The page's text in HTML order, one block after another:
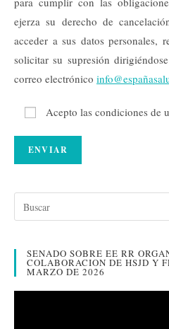
ejerza su derecho de
acceder a sus datos personales,
solicitar su supresión
correo electrónico
Acepto las condiciones de
SENADO SOBRE EE RR
COLABORACION DE HSJD Y
MARZO DE 2026